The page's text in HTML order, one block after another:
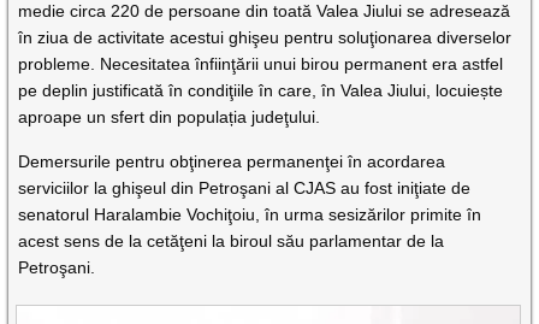
medie circa 220 de persoane din toată Valea Jiului se adresează
în ziua de activitate acestui ghişeu pentru soluţionarea diverselor
probleme. Necesitatea înfiinţării unui birou permanent era astfel
pe deplin justificată în condiţiile în care, în Valea Jiului, locuiește
aproape un sfert din populația judeţului.
Demersurile pentru obţinerea permanenţei în acordarea
serviciilor la ghişeul din Petroşani al CJAS au fost iniţiate de
senatorul Haralambie Vochiţoiu, în urma sesizărilor primite în
acest sens de la cetăţeni la biroul său parlamentar de la
Petroşani.